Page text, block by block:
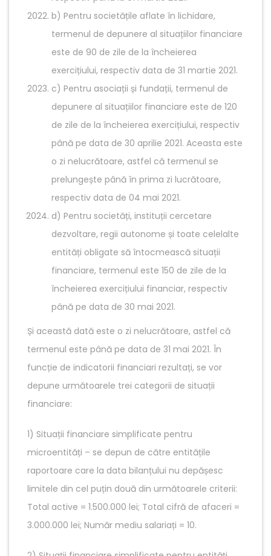
b) Pentru societățile aflate în lichidare,
termenul de depunere al situațiilor financiare
este de 90 de zile de la încheierea
exercițiului, respectiv data de 31 martie 2021.
c) Pentru asociații și fundații, termenul de
depunere al situațiilor financiare este de 120
de zile de la încheierea exercițiului, respectiv
până pe data de 30 aprilie 2021. Aceasta este
o zi nelucrătoare, astfel că termenul se
prelungește până în prima zi lucrătoare,
respectiv data de 04 mai 2021.
d) Pentru societăți, instituții cercetare
dezvoltare, regii autonome și toate celelalte
entități obligate să întocmească situații
financiare, termenul este 150 de zile de la
încheierea exercițiului financiar, respectiv
până pe data de 30 mai 2021.
Și această dată este o zi nelucrătoare, astfel că
termenul este până pe data de 31 mai 2021. În
funcție de indicatorii financiari rezultați, se vor
depune următoarele trei categorii de situații
financiare:
1) Situații financiare simplificate pentru
microentități – se depun de către entitățile
raportoare care la data bilanțului nu depășesc
limitele din cel puțin două din următoarele criterii:
Total active = 1.500.000 lei; Total cifră de afaceri =
3.000.000 lei; Număr mediu salariați = 10.